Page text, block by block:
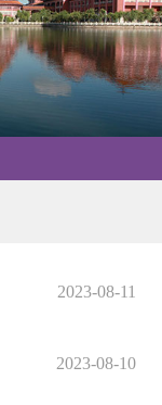
2023-08-11
2023-08-10